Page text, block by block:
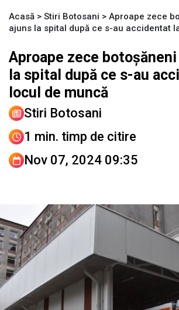
Acasă > Stiri Botosani > Aproape zece
ajuns la spital după ce s-au accidentat
Aproape zece
la spital după ce s-au
locul de muncă
Stiri Botosani
1 min. timp de citire
Nov 07, 2024 09:35